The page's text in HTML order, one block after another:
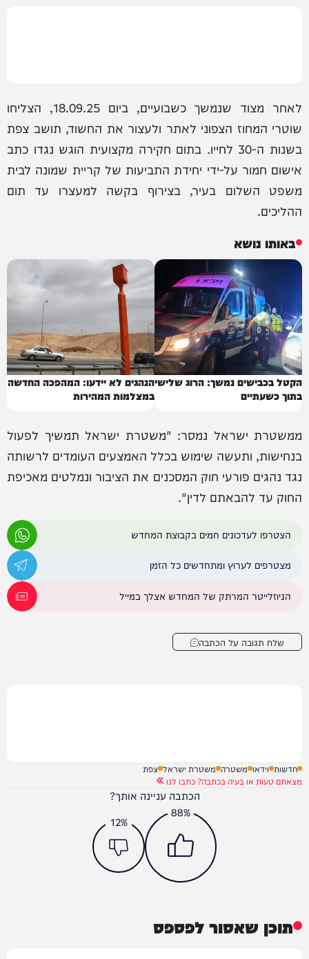
לאחר מצוד שנמשך כשבועיים, ביום 18.09.25, הצליחו
שוטרי המחוז הצפוני לאתר ולעצור את החשוד, תושב צפת
בשנות ה-30 לחייו. בתום חקירה מקצועית הוגש נגדו כתב
אישום חמור על-ידי יחידת התביעות של קריית שמונה לבית
משפט השלום בעיר, בצירוף בקשה למעצרו עד תום
ההליכים.
באותו נושא
הקטל בכבישים נמשך: הרוג שלישי
בתוך כשעתיים
הנהגים לא יידעו: המהפכה החדשה
במצלמות המהירות
ממשטרת ישראל נמסר: "משטרת ישראל תמשיך לפעול
בנחישות, ותעשה שימוש בכלל האמצעים העומדים לרשותה
נגד נהגים פורעי חוק המסכנים את הציבור ונמלטים מאכיפת
החוק עד להבאתם לדין".
הצטרפו לעדכונים חמים בקבוצת המחדש
מצטרפים לערוץ ומתחדשים כל הזמן
הניוזלייטר המרתק של המחדש אצלך במייל
שלח תגובה על הכתבה
חדשות וידאו משטרה משטרת ישראל צפת
מצאתם טעות או בעיה בכתבה? כתבו לנו
הכתבה עניינה אותך?
88%
12%
תוכן שאסור לפספס